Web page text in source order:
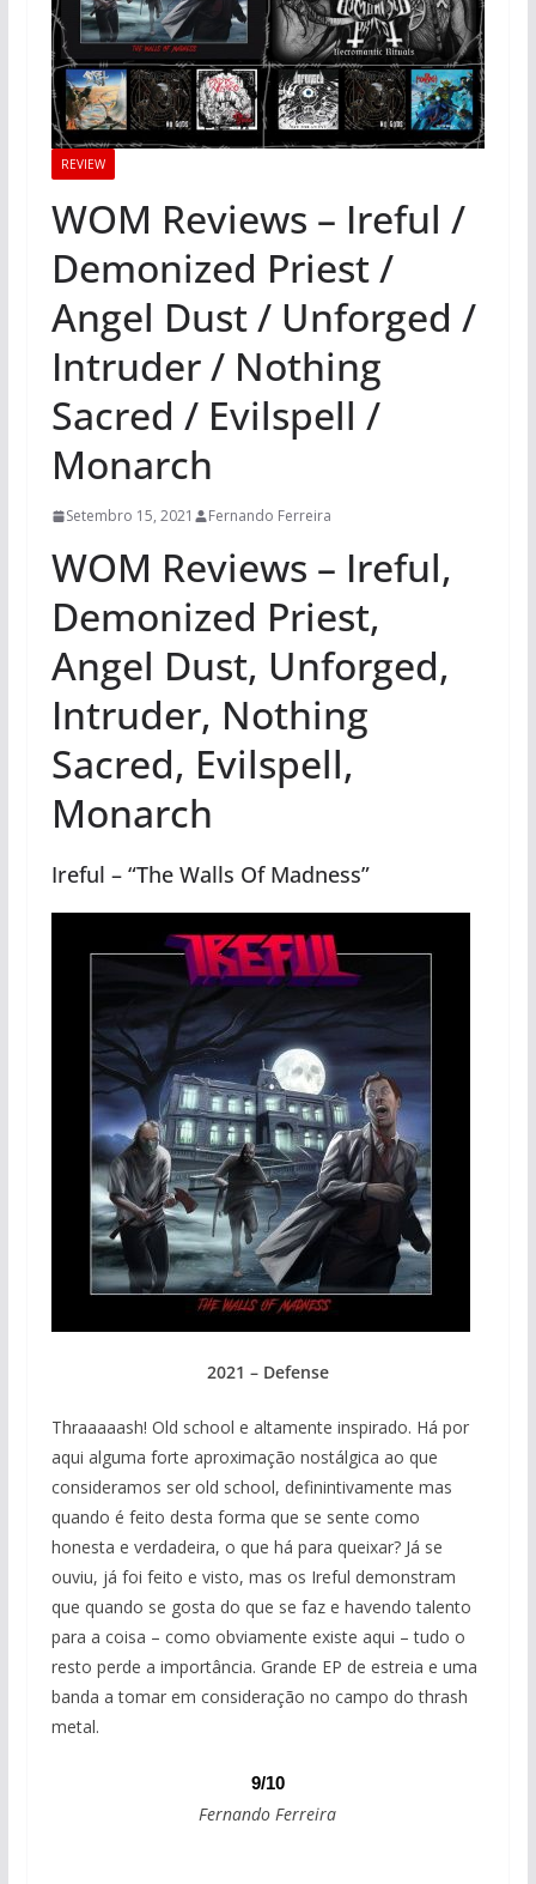
REVIEW
WOM Reviews – Ireful /
Demonized Priest /
Angel Dust / Unforged /
Intruder / Nothing
Sacred / Evilspell /
Monarch
Setembro 15, 2021 Fernando Ferreira
WOM Reviews – Ireful,
Demonized Priest,
Angel Dust, Unforged,
Intruder, Nothing
Sacred, Evilspell,
Monarch
Ireful – “The Walls Of Madness”
2021 – Defense
Thraaaaash! Old school e altamente inspirado. Há por
aqui alguma forte aproximação nostálgica ao que
consideramos ser old school, definintivamente mas
quando é feito desta forma que se sente como
honesta e verdadeira, o que há para queixar? Já se
ouviu, já foi feito e visto, mas os Ireful demonstram
que quando se gosta do que se faz e havendo talento
para a coisa – como obviamente existe aqui – tudo o
resto perde a importância. Grande EP de estreia e uma
banda a tomar em consideração no campo do thrash
metal.
9/10
Fernando Ferreira